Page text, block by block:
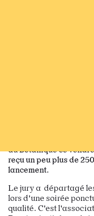
du Botanique ce
reçu un peu plus de
lancement.
Le jury a départagé
lors d'une soirée
qualité. C'est